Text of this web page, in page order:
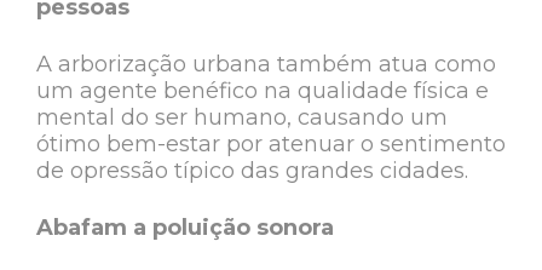
pessoas
A arborização urbana também atua como
um agente benéfico na qualidade física e
mental do ser humano, causando um
ótimo bem-estar por atenuar o sentimento
de opressão típico das grandes cidades.
Abafam a poluição sonora